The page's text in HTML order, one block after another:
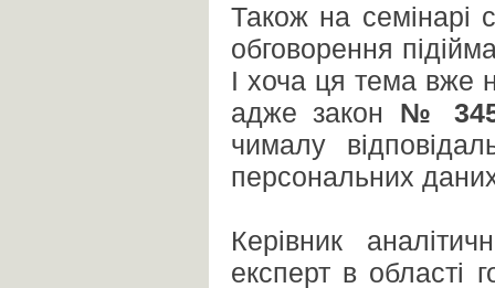
Також на семінарі
обговорення
І хоча ця тема вже
адже закон №
чималу
персональних
Керівник
експерт в області